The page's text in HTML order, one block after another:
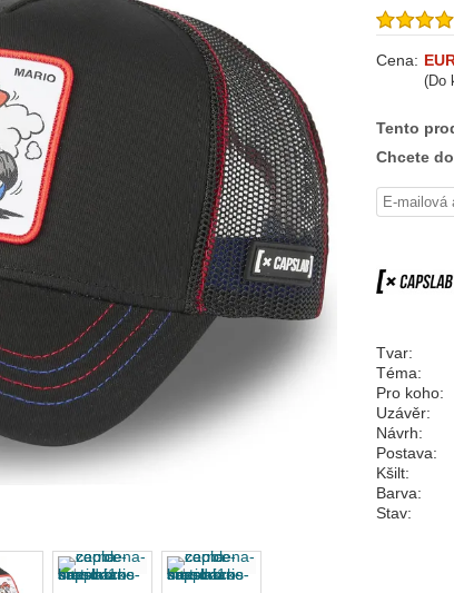
Cena:
(Do
Tento
Chcete
Tvar:
Téma:
Pro koho:
Uzávěr:
Návrh:
Postava:
Kšilt:
Barva:
Stav: